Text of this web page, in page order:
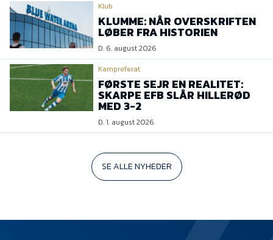
Klub
KLUMME: NÅR OVERSKRIFTEN
LØBER FRA HISTORIEN
D. 6. august 2026
Kampreferat
FØRSTE SEJR EN REALITET:
SKARPE EFB SLÅR HILLERØD
MED 3-2
D. 1. august 2026
SE ALLE NYHEDER